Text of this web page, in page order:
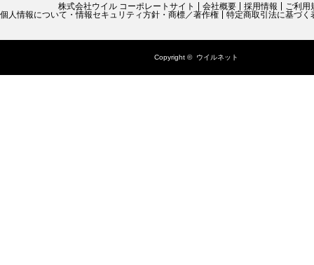
株式会社ウイル コーポレートサイト 会社概要 採用情報
ご利用
個人情報について・情報セキュリティ方針・商標／著作権
特定商取引法に基づく
Copyright © ウイルネット